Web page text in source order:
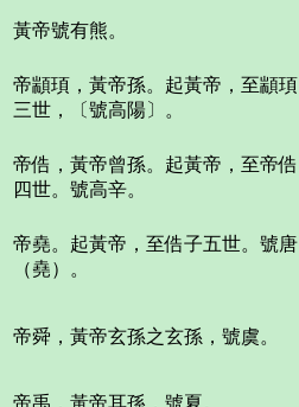
黃帝號有熊。
帝顓頊，黃帝孫。起黃帝，至顓頊
三世，〔號高陽〕。
帝俈，黃帝曾孫。起黃帝，至帝俈
四世。號高辛。
帝堯。起黃帝，至俈子五世。號唐
（堯）。
帝舜，黃帝玄孫之玄孫，號虞。
帝禹，黃帝耳孫，號夏。